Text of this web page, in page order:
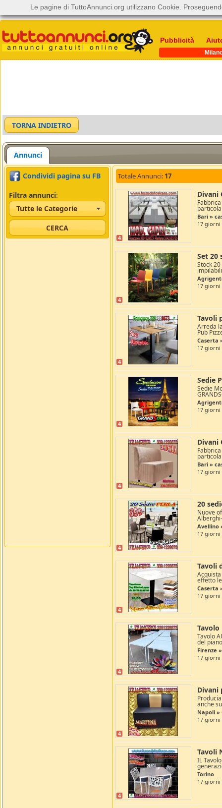
Pubblicità
Annunci
Condividi pagina su FB
Filtra annunci:
Tutte le Categorie
Totale Annunci: 17
4
Divani
Bari »
17 giorni
4
Set 20
Stock
17 giorni
4
Tavoli
Arreda
Pub
Caserta
17 giorni
4
Sedie
Sedie
17 giorni
4
Divani
Bari »
17 giorni
4
20
Nuove
Avellino
17 giorni
4
Tavoli
effetto
Caserta
17 giorni
4
Tavolo
del
Firenze »
17 giorni
4
Divani
anche
Napoli »
17 giorni
4
Tavoli
IL
Torino
17 giorni
Le pagine di TuttoAnnunci.org utilizzano Cookie.